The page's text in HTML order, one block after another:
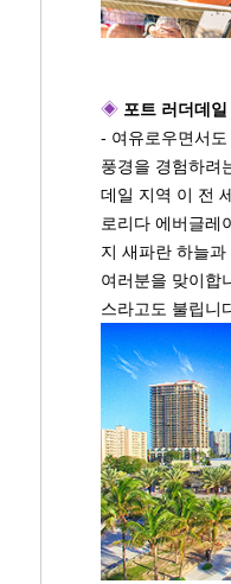
◈ 포트 러더데일
- 여유로우면서
풍경을 경험하려
데일 지역 이 전
로리다 에버글레
지 새파란 하늘
여러분을 맞이합
스라고도 불립니